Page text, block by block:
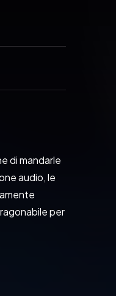
di mandarle
audio, le
per